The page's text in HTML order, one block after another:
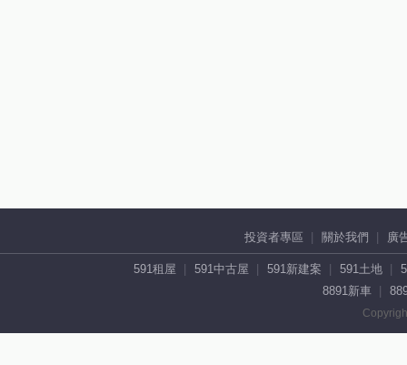
投資者專區 關於我們 廣
591租屋 591中古屋 591新建案 591土地
8891新車